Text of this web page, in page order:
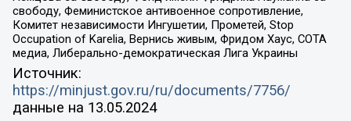
свободу, Феминистское антивоенное сопротивление,
Комитет независимости Ингушетии, Прометей, Stop
Occupation of Karelia, Вернись живым, Фридом Хаус, СОТА
медиа, Либерально-демократическая Лига Украины
Источник:
https://minjust.gov.ru/ru/documents/7756/
данные на 13.05.2024